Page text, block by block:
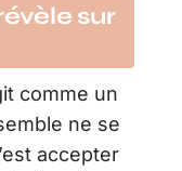
sur
comme un
ne se
accepter